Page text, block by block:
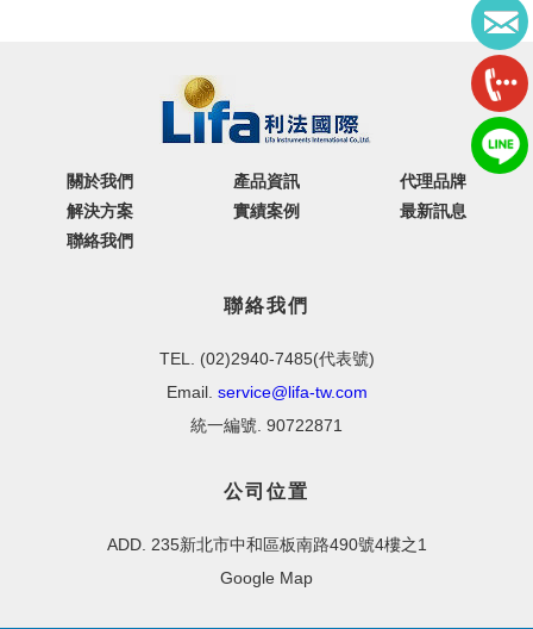
關於我們 產品資訊
代理品牌
解決方案
實績案例
最新訊息
聯絡我們
聯絡我們
TEL. (02)2940-7485(代表號)
Email. service@lifa-tw.com
統一編號. 90722871
公司位置
ADD. 235新北市中和區板南路490號4樓之1
Google Map